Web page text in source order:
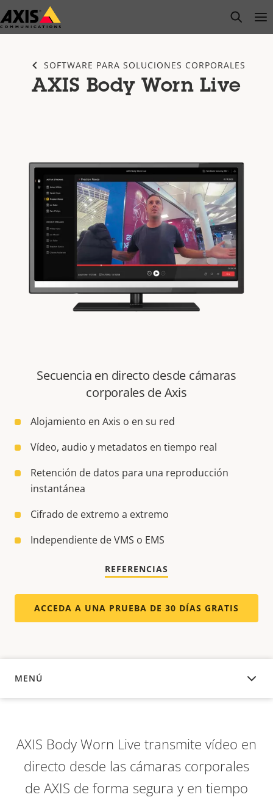
Saltar
al
open
SOFTWARE PARA SOLUCIONES CORPORALES
AXIS Body Worn Live
Secuencia en directo desde cámaras
corporales de Axis
Alojamiento en Axis o en su red
Vídeo, audio y metadatos en tiempo real
Retención de datos para una reproducción
instantánea
Cifrado de extremo a extremo
Independiente de VMS o EMS
REFERENCIAS
ACCEDA A UNA PRUEBA DE 30 DÍAS GRATIS
MENÚ
DESCRIPCIÓN
AXIS Body Worn Live transmite vídeo en
directo desde las cámaras corporales
de AXIS de forma segura y en tiempo